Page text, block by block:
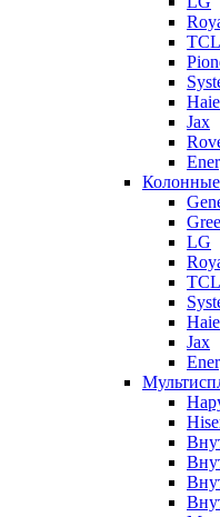
TCL
Jax
Gree
LG
TCL
Jax